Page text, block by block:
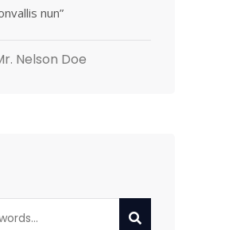
nun”
Nelson Doe